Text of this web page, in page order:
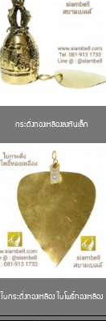
กระดิ่งทองเหลืองลงหินเล็ก
ใบกระดิ่งทองเหลือง ใบโพธิ์ทองเหลือง